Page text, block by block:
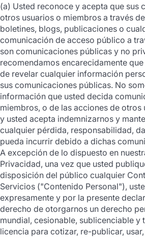
(a) Usted reconoce y acepta que sus
otros usuarios o miembros a través
boletines, blogs, publicaciones o
comunicación de acceso público a
son comunicaciones públicas y no
recomendamos encarecidamente
de revelar cualquier información
sus comunicaciones públicas. No
información que usted decida
miembros, o de las acciones de otros
y usted acepta indemnizarnos y
cualquier pérdida, responsabilidad,
pueda incurrir debido a dichas
A excepción de lo dispuesto en
Privacidad, una vez que usted
disposición del público cualquier
Servicios ("Contenido Personal"),
expresamente y por la presente
derecho de otorgarnos un derecho
mundial, cesionable, sublicenciable y
licencia para cotizar, re-publicar,